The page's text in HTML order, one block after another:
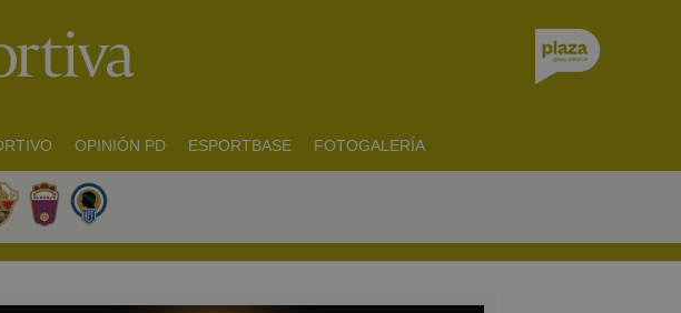
OPINIÓN PD ESPORTBASE FOTOGALERÍA